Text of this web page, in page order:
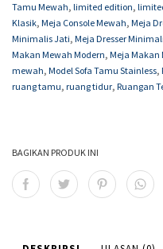
Tamu Mewah, limited edition,
Klasik, Meja Console Mewah, Meja
Minimalis Jati, Meja Dresser
Makan Mewah Modern, Meja Makan
mewah, Model Sofa Tamu Stainless,
ruang tamu, ruang tidur, Ruangan
BAGIKAN PRODUK INI